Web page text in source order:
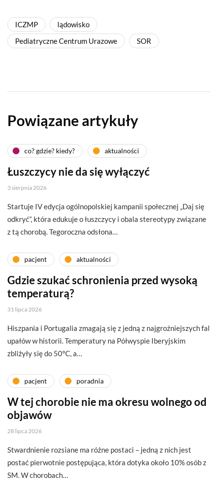
ICZMP
lądowisko
Pediatryczne Centrum Urazowe
SOR
Powiązane artykuły
co? gdzie? kiedy? aktualności
Łuszczycy nie da się wyłączyć
3 sierpnia 2026
Startuje IV edycja ogólnopolskiej kampanii społecznej „Daj się
odkryć”, która edukuje o łuszczycy i obala stereotypy związane
z tą chorobą. Tegoroczna odsłona…
pacjent aktualności
Gdzie szukać schronienia przed wysoką
temperaturą?
31 lipca 2026
Hiszpania i Portugalia zmagają się z jedną z najgroźniejszych fal
upałów w historii. Temperatury na Półwyspie Iberyjskim
zbliżyły się do 50°C, a…
pacjent poradnia
W tej chorobie nie ma okresu wolnego od
objawów
28 lipca 2026
Stwardnienie rozsiane ma różne postaci – jedną z nich jest
postać pierwotnie postępująca, która dotyka około 10% osób z
SM. W chorobach…